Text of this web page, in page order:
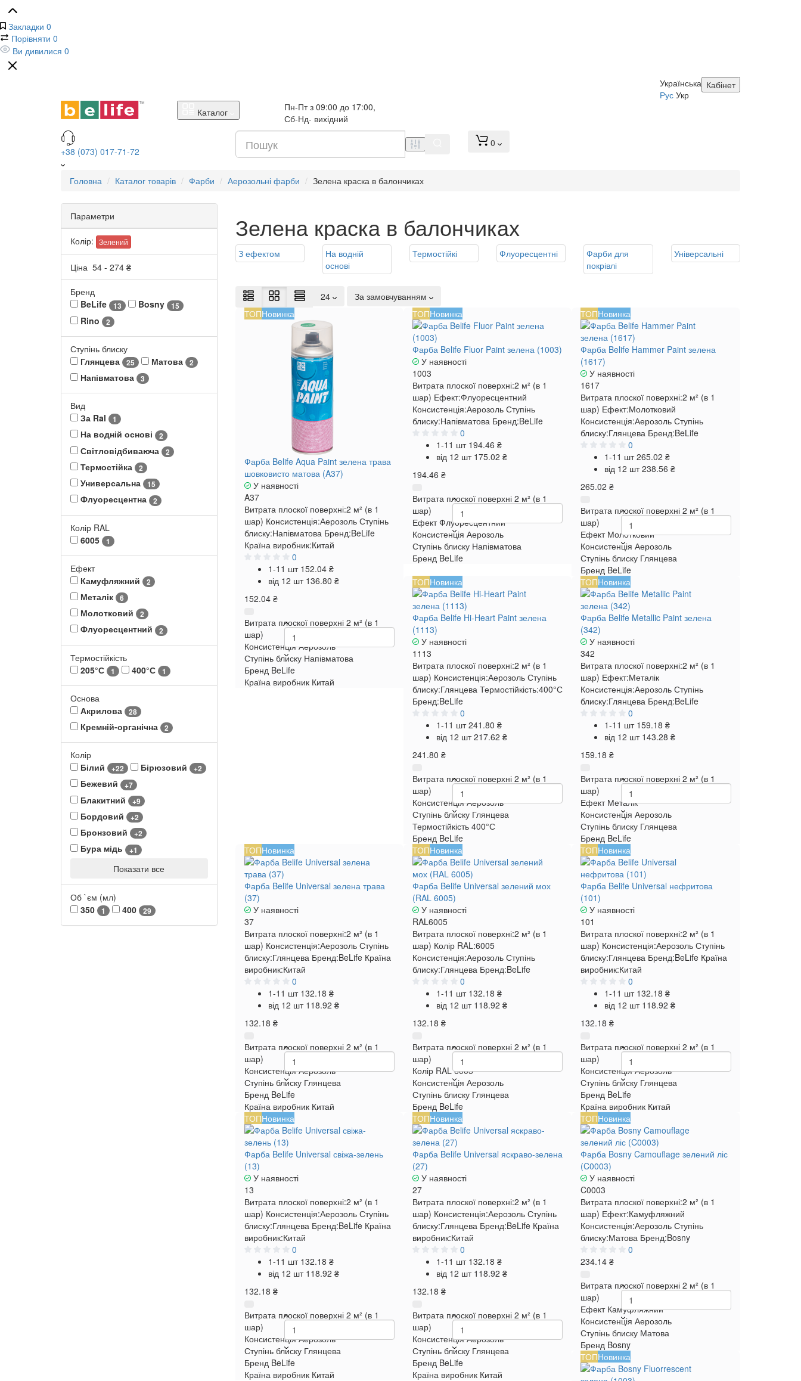
Закладки 0
Порівняти 0
Ви дивилися 0
Кабінет
Українська
Рус Укр
Каталог
Пн-Пт з 09:00 до 17:00,
Сб-Нд- вихідний
+38 (073) 017-71-72
0
Головна Каталог товарів Фарби Аерозольні фарби Зелена краска в балончиках
Параметри
Колір: Зелений
Ціна 54 - 274 ₴
Бренд
BeLife
13 Bosny 15
Rino 2
Ступінь блиску
Глянцева
25 Матова 2
Напівматова 3
Вид
За Ral
1
На водній основі 2
Світловідбиваюча 2
Термостійка 2
Универсальна 15
Флуоресцентна 2
Колір RAL
6005
1
Ефект
Камуфляжний
2
Металік 6
Молотковий 2
Флуоресцентний 2
Термостійкість
205°С
1 400°С 1
Основа
Акрилова
28
Кремній-органічна 2
Колір
Білий
+22 Бірюзовий +2
Бежевий +7
Блакитний +9
Бордовий +2
Бронзовий +2
Бура мідь +1
Показати все
Об `єм (мл)
350
1 400 29
Зелена краска в балончиках
З ефектом
На водній
основі
Термостійкі Флуоресцентні
Фарби для
покрівлі
Універсальні
24
За замовчуванням
ТОПНовинка
Фарба Belife Aqua Paint зелена трава
шовковисто матова (A37)
У наявності
A37
Витрата плоскої поверхні:2 м² (в 1
шар) Консистенція:Аерозоль Ступінь
блиску:Напівматова Бренд:BeLife
Країна виробник:Китай
0
1-11 шт 152.04 ₴
від 12 шт 136.80 ₴
152.04 ₴
Витрата плоскої поверхні 2 м² (в 1
шар)
Консистенція Аерозоль
Ступінь блиску Напівматова
Бренд BeLife
Країна виробник Китай
ТОПНовинка
Фарба Belife Fluor Paint зелена (1003)
У наявності
1003
Витрата плоскої поверхні:2 м² (в 1
шар) Ефект:Флуоресцентний
Консистенція:Аерозоль Ступінь
блиску:Напівматова Бренд:BeLife
0
1-11 шт 194.46 ₴
від 12 шт 175.02 ₴
194.46 ₴
Витрата плоскої поверхні 2 м² (в 1
шар)
Ефект Флуоресцентний
Консистенція Аерозоль
Ступінь блиску Напівматова
Бренд BeLife
ТОПНовинка
Фарба Belife Hammer Paint зелена
(1617)
У наявності
1617
Витрата плоскої поверхні:2 м² (в 1
шар) Ефект:Молотковий
Консистенція:Аерозоль Ступінь
блиску:Глянцева Бренд:BeLife
0
1-11 шт265.02 ₴
від 12 шт238.56 ₴
265.02 ₴
Витрата плоскої поверхні 2 м² (в 1
шар)
Ефект Молотковий
Консистенція Аерозоль
Ступінь блиску Глянцева
Бренд BeLife
ТОПНовинка
Фарба Belife Hi-Heart Paint зелена
(1113)
У наявності
1113
Витрата плоскої поверхні:2 м² (в 1
шар) Консистенція:Аерозоль Ступінь
блиску:Глянцева Термостійкість:400°С
Бренд:BeLife
0
1-11 шт241.80 ₴
від 12 шт217.62 ₴
241.80 ₴
Витрата плоскої поверхні 2 м² (в 1
шар)
Консистенція Аерозоль
Ступінь блиску Глянцева
Термостійкість 400°С
Бренд BeLife
ТОПНовинка
Фарба Belife Metallic Paint зелена
(342)
У наявності
342
Витрата плоскої поверхні:2 м² (в 1
шар) Ефект:Металік
Консистенція:Аерозоль Ступінь
блиску:Глянцева Бренд:BeLife
0
1-11 шт 159.18 ₴
від 12 шт 143.28 ₴
159.18 ₴
Витрата плоскої поверхні 2 м² (в 1
шар)
Ефект Металік
Консистенція Аерозоль
Ступінь блиску Глянцева
Бренд BeLife
ТОПНовинка
Фарба Belife Universal зелена трава
(37)
У наявності
37
Витрата плоскої поверхні:2 м² (в 1
шар) Консистенція:Аерозоль Ступінь
блиску:Глянцева Бренд:BeLife Країна
виробник:Китай
0
1-11 шт 132.18 ₴
від 12 шт 118.92 ₴
132.18 ₴
Витрата плоскої поверхні 2 м² (в 1
шар)
Консистенція Аерозоль
Ступінь блиску Глянцева
Бренд BeLife
Країна виробник Китай
ТОПНовинка
Фарба Belife Universal зелений мох
(RAL 6005)
У наявності
RAL6005
Витрата плоскої поверхні:2 м² (в 1
шар) Колір RAL:6005
Консистенція:Аерозоль Ступінь
блиску:Глянцева Бренд:BeLife
0
1-11 шт 132.18 ₴
від 12 шт 118.92 ₴
132.18 ₴
Витрата плоскої поверхні 2 м² (в 1
шар)
Колір RAL 6005
Консистенція Аерозоль
Ступінь блиску Глянцева
Бренд BeLife
ТОПНовинка
Фарба Belife Universal нефритова
(101)
У наявності
101
Витрата плоскої поверхні:2 м² (в 1
шар) Консистенція:Аерозоль Ступінь
блиску:Глянцева Бренд:BeLife Країна
виробник:Китай
0
1-11 шт 132.18 ₴
від 12 шт 118.92 ₴
132.18 ₴
Витрата плоскої поверхні 2 м² (в 1
шар)
Консистенція Аерозоль
Ступінь блиску Глянцева
Бренд BeLife
Країна виробник Китай
ТОПНовинка
Фарба Belife Universal свіжа-зелень
(13)
У наявності
13
Витрата плоскої поверхні:2 м² (в 1
шар) Консистенція:Аерозоль Ступінь
блиску:Глянцева Бренд:BeLife Країна
виробник:Китай
0
1-11 шт 132.18 ₴
від 12 шт 118.92 ₴
132.18 ₴
Витрата плоскої поверхні 2 м² (в 1
шар)
Консистенція Аерозоль
Ступінь блиску Глянцева
Бренд BeLife
Країна виробник Китай
ТОПНовинка
Фарба Belife Universal яскраво-зелена
(27)
У наявності
27
Витрата плоскої поверхні:2 м² (в 1
шар) Консистенція:Аерозоль Ступінь
блиску:Глянцева Бренд:BeLife Країна
виробник:Китай
0
1-11 шт 132.18 ₴
від 12 шт 118.92 ₴
132.18 ₴
Витрата плоскої поверхні 2 м² (в 1
шар)
Консистенція Аерозоль
Ступінь блиску Глянцева
Бренд BeLife
Країна виробник Китай
ТОПНовинка
Фарба Bosny Camouflage зелений ліс
(C0003)
У наявності
C0003
Витрата плоскої поверхні:2 м² (в 1
шар) Ефект:Камуфляжний
Консистенція:Аерозоль Ступінь
блиску:Матова Бренд:Bosny
0
234.14 ₴
Витрата плоскої поверхні 2 м² (в 1
шар)
Ефект Камуфляжний
Консистенція Аерозоль
Ступінь блиску Матова
Бренд Bosny
ТОПНовинка